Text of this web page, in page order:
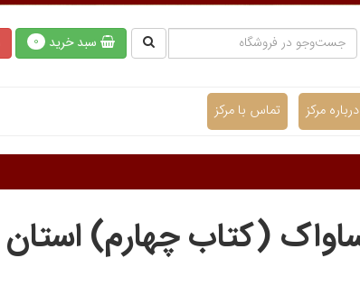
سبد خرید 0
درباره مرکز تماس با مرکز
(کتاب چهارم) استان